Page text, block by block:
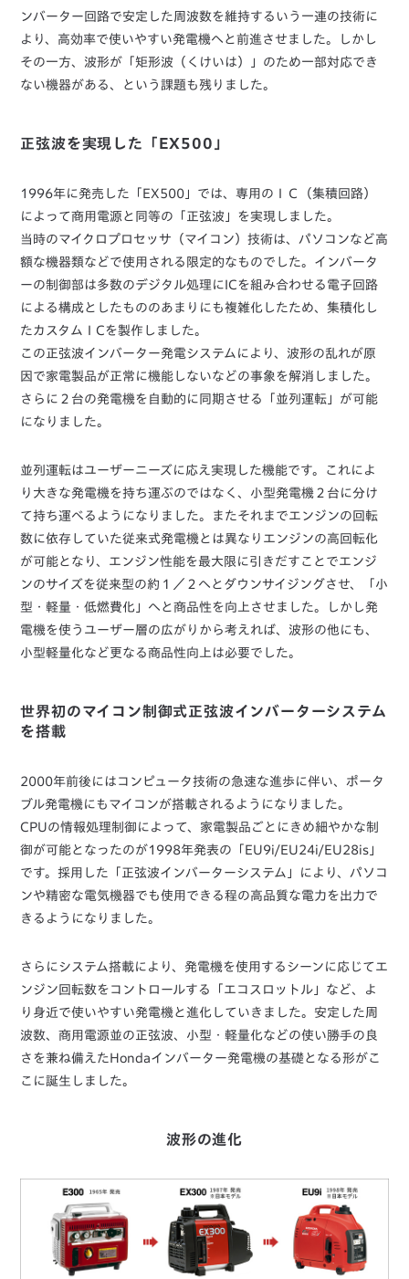
ンバーター回路で安定した周波数を維持するいう一連の技術に
より、高効率で使いやすい発電機へと前進させました。しかし
その一方、波形が「矩形波（くけいは）」のため一部対応でき
ない機器がある、という課題も残りました。
正弦波を実現した「EX500」
1996年に発売した「EX500」では、専用のＩＣ（集積回路）
によって商用電源と同等の「正弦波」を実現しました。
当時のマイクロプロセッサ（マイコン）技術は、パソコンなど高
額な機器類などで使用される限定的なものでした。インバータ
ーの制御部は多数のデジタル処理にICを組み合わせる電子回路
による構成としたもののあまりにも複雑化したため、集積化し
たカスタムＩCを製作しました。
この正弦波インバーター発電システムにより、波形の乱れが原
因で家電製品が正常に機能しないなどの事象を解消しました。
さらに２台の発電機を自動的に同期させる「並列運転」が可能
になりました。
並列運転はユーザーニーズに応え実現した機能です。これによ
り大きな発電機を持ち運ぶのではなく、小型発電機２台に分け
て持ち運べるようになりました。またそれまでエンジンの回転
数に依存していた従来式発電機とは異なりエンジンの高回転化
が可能となり、エンジン性能を最大限に引きだすことでエンジ
ンのサイズを従来型の約１／２へとダウンサイジングさせ、「小
型・軽量・低燃費化」へと商品性を向上させました。しかし発
電機を使うユーザー層の広がりから考えれば、波形の他にも、
小型軽量化など更なる商品性向上は必要でした。
世界初のマイコン制御式正弦波インバーターシステム
を搭載
2000年前後にはコンピュータ技術の急速な進歩に伴い、ポータ
ブル発電機にもマイコンが搭載されるようになりました。
CPUの情報処理制御によって、家電製品ごとにきめ細やかな制
御が可能となったのが1998年発表の「EU9i/EU24i/EU28is」
です。採用した「正弦波インバーターシステム」により、パソコ
ンや精密な電気機器でも使用できる程の高品質な電力を出力で
きるようになりました。
さらにシステム搭載により、発電機を使用するシーンに応じてエ
ンジン回転数をコントロールする「エコスロットル」など、よ
り身近で使いやすい発電機と進化していきました。安定した周
波数、商用電源並の正弦波、小型・軽量化などの使い勝手の良
さを兼ね備えたHondaインバーター発電機の基礎となる形がこ
こに誕生しました。
波形の進化